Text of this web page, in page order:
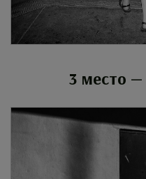
3 место —